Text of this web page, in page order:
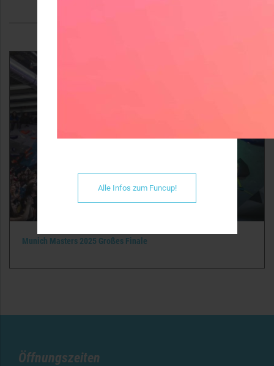
Alle Infos zum Funcup!
Munich Masters 2025 Großes Finale
Öffnungszeiten